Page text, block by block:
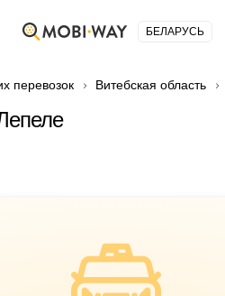
БЕЛАРУСЬ
перевозок Витебская область